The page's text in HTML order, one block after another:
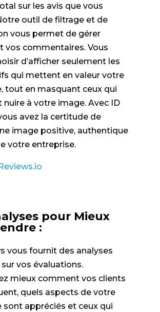
sur les avis que vous
outil de filtrage et de
vous permet de gérer
vos commentaires. Vous
d’afficher seulement les
qui mettent en valeur votre
tout en masquant ceux qui
nuire à votre image. Avec ID
avez la certitude de
image positive, authentique
votre entreprise.
pour Mieux
:
vous fournit des analyses
vos évaluations.
mieux comment vos clients
quels aspects de votre
sont appréciés et ceux qui